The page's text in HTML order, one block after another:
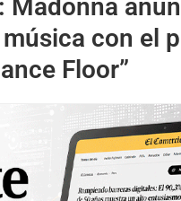
Madonna
con el
Floor”